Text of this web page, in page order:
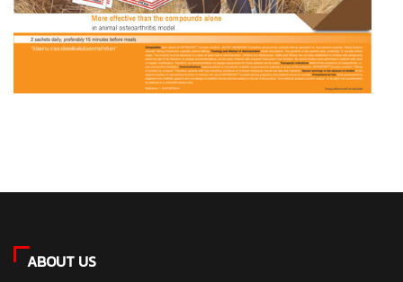
ABOUT US